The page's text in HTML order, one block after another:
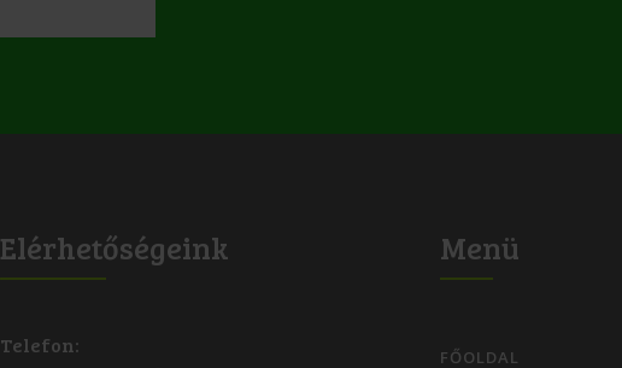
Elérhetőségeink
Telefon:
Menü
FŐOLDAL